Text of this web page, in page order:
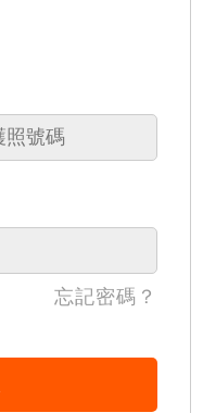
忘記密碼？